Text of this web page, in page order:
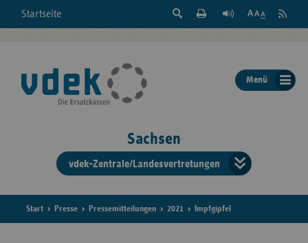
Startseite
Suche
der
Seite
Feed
Menü
Sachsen
vdek-Zentrale/Landesvertretungen
der
Start Presse Pressemitteilungen 2021 Impfgipfel